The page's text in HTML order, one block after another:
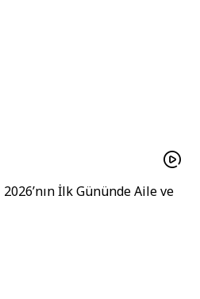
İlk Gününde Aile ve